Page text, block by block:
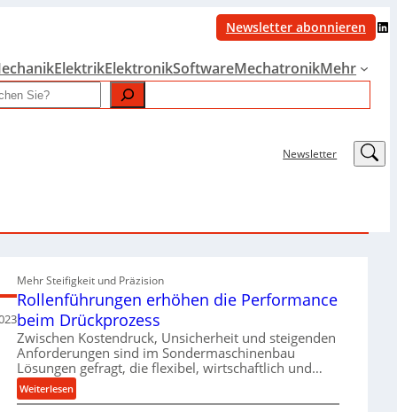
Newsletter abonnieren LinkedIn
ElektrikElektronikSoftwareMechatronikMehr
Newsletter LinkedIn
Mehr Steifigkeit und Präzision
Rollenführungen erhöhen die Performance
beim Drückprozess
Zwischen Kostendruck, Unsicherheit und steigenden
Anforderungen sind im Sondermaschinenbau
Lösungen gefragt, die flexibel, wirtschaftlich und…
Weiterlesen:
R